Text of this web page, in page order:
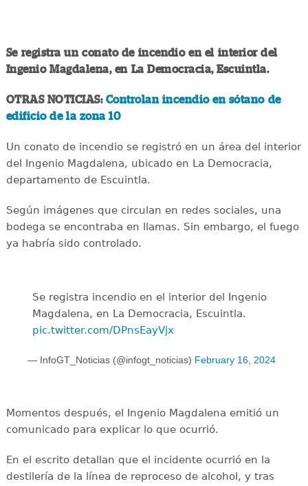
Se registra un conato de incendio en el interior del
Ingenio Magdalena, en La Democracia, Escuintla.
OTRAS NOTICIAS: Controlan incendio en sótano de
edificio de la zona 10
Un conato de incendio se registró en un área del interior
del Ingenio Magdalena, ubicado en La Democracia,
departamento de Escuintla.
Según imágenes que circulan en redes sociales, una
bodega se encontraba en llamas. Sin embargo, el fuego
ya habría sido controlado.
Se registra incendio en el interior del Ingenio
Magdalena, en La Democracia, Escuintla.
pic.twitter.com/DPnsEayVjx
— InfoGT_Noticias (@infogt_noticias) February 16, 2024
Momentos después, el Ingenio Magdalena emitió un
comunicado para explicar lo que ocurrió.
En el escrito detallan que el incidente ocurrió en la
destilería de la línea de reproceso de alcohol, y tras